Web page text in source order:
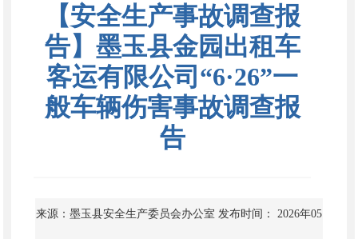
【安全生产事故调查报
告】墨玉县金园出租车
客运有限公司“6·26”一
般车辆伤害事故调查报
告
来源：墨玉县安全生产委员会办公室 发布时间： 2026年05